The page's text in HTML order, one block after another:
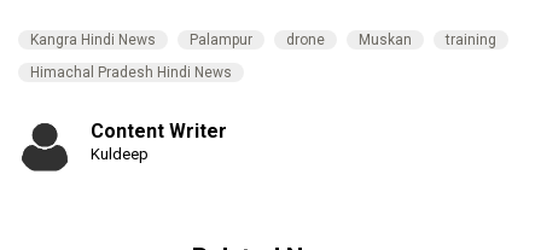
Kangra Hindi News Palampur drone Muskan
training
Himachal Pradesh Hindi News
Content Writer
Kuldeep